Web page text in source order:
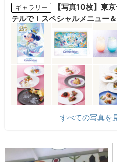
ギャラリー
【写真10枚】東
テルで！スペシャルメニュー
すべての写真を